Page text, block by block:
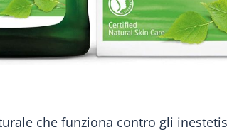
che funziona contro gli